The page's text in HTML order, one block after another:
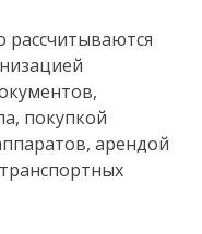
рассчитываются
покупкой
арендой